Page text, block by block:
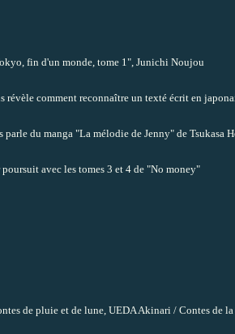
fin d'un monde, tome 1", Junichi Noujou
révèle comment reconnaître un texté écrit en
parle du manga "La mélodie de Jenny" de Tsukasa
poursuit avec les tomes 3 et 4 de "No money"
de pluie et de lune, UEDA Akinari / Contes de